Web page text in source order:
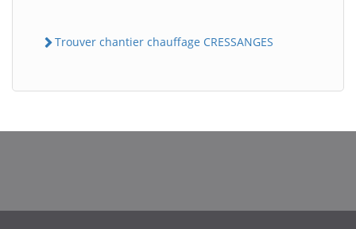
Trouver chantier chauffage CRESSANGES
BatiWebPro